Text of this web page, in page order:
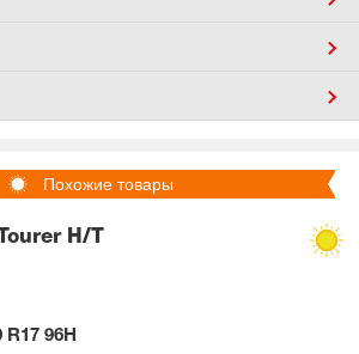
Похожие товары
H/T
R17 96H